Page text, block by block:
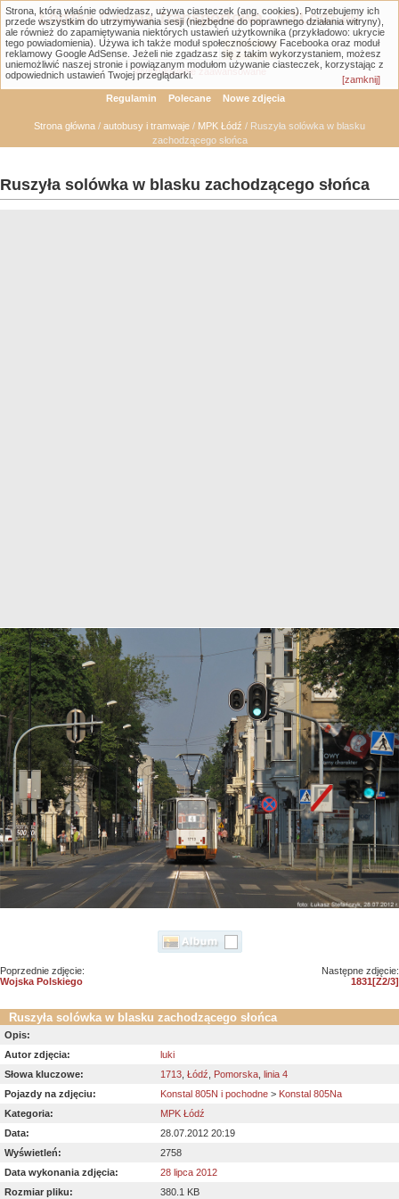
Łódzka Galeria Transportowa - GTLodz.eu
Wyszukiwanie zaawansowane
Regulamin Polecane Nowe zdjęcia
Strona główna / autobusy i tramwaje / MPK Łódź / Ruszyła solówka w blasku
zachodzącego słońca
Ruszyła solówka w blasku zachodzącego słońca
Poprzednie zdjęcie:
Wojska Polskiego
Następne zdjęcie:
1831[Z2/3]
Ruszyła solówka w blasku zachodzącego słońca
Opis:
Autor zdjęcia:
luki
Słowa kluczowe:
1713 Łódź Pomorska linia 4
Pojazdy na zdjęciu:
Konstal 805N i pochodne > Konstal 805Na
Kategoria:
MPK Łódź
Data:
28.07.2012 20:19
Wyświetleń:
2758
Data wykonania zdjęcia:
28 lipca 2012
Rozmiar pliku:
380.1 KB
Strona, którą właśnie odwiedzasz, używa ciasteczek (ang. cookies). Potrzebujemy ich
przede wszystkim do utrzymywania sesji (niezbędne do poprawnego działania witryny),
ale również do zapamiętywania niektórych ustawień użytkownika (przykładowo: ukrycie
tego powiadomienia). Używa ich także moduł społecznościowy Facebooka oraz moduł
reklamowy Google AdSense. Jeżeli nie zgadzasz się z takim wykorzystaniem, możesz
uniemożliwić naszej stronie i powiązanym modułom używanie ciasteczek, korzystając z
odpowiednich ustawień Twojej przeglądarki.
[zamknij]